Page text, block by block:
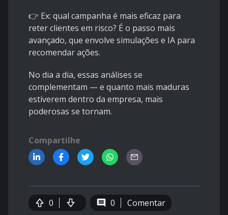
👉 Ex: qual campanha é mais eficaz para
reter clientes em risco? É o passo mais
avançado, que envolve simulações e IA para
recomendar ações.
No dia a dia, essas análises se
complementam — e quanto mais maduras
estiverem dentro da empresa, mais
poderosas se tornam.
Compartilhe
0 0 Comentar